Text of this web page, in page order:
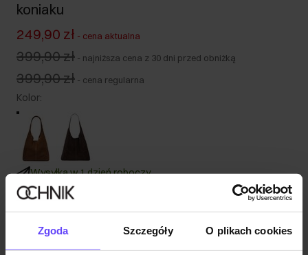
Zgoda Szczegóły O plikach cookies
koniaku
249,90 zł - cena aktualna
399,90 zł - najniższa cena z 30 dni przed obniżką
399,90 zł - cena regularna
Kolor:
Wysyłka w 1 dzień roboczy
Opis produktu
Szczegóły